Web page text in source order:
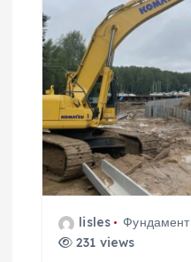
lisles Фундамент
231 views